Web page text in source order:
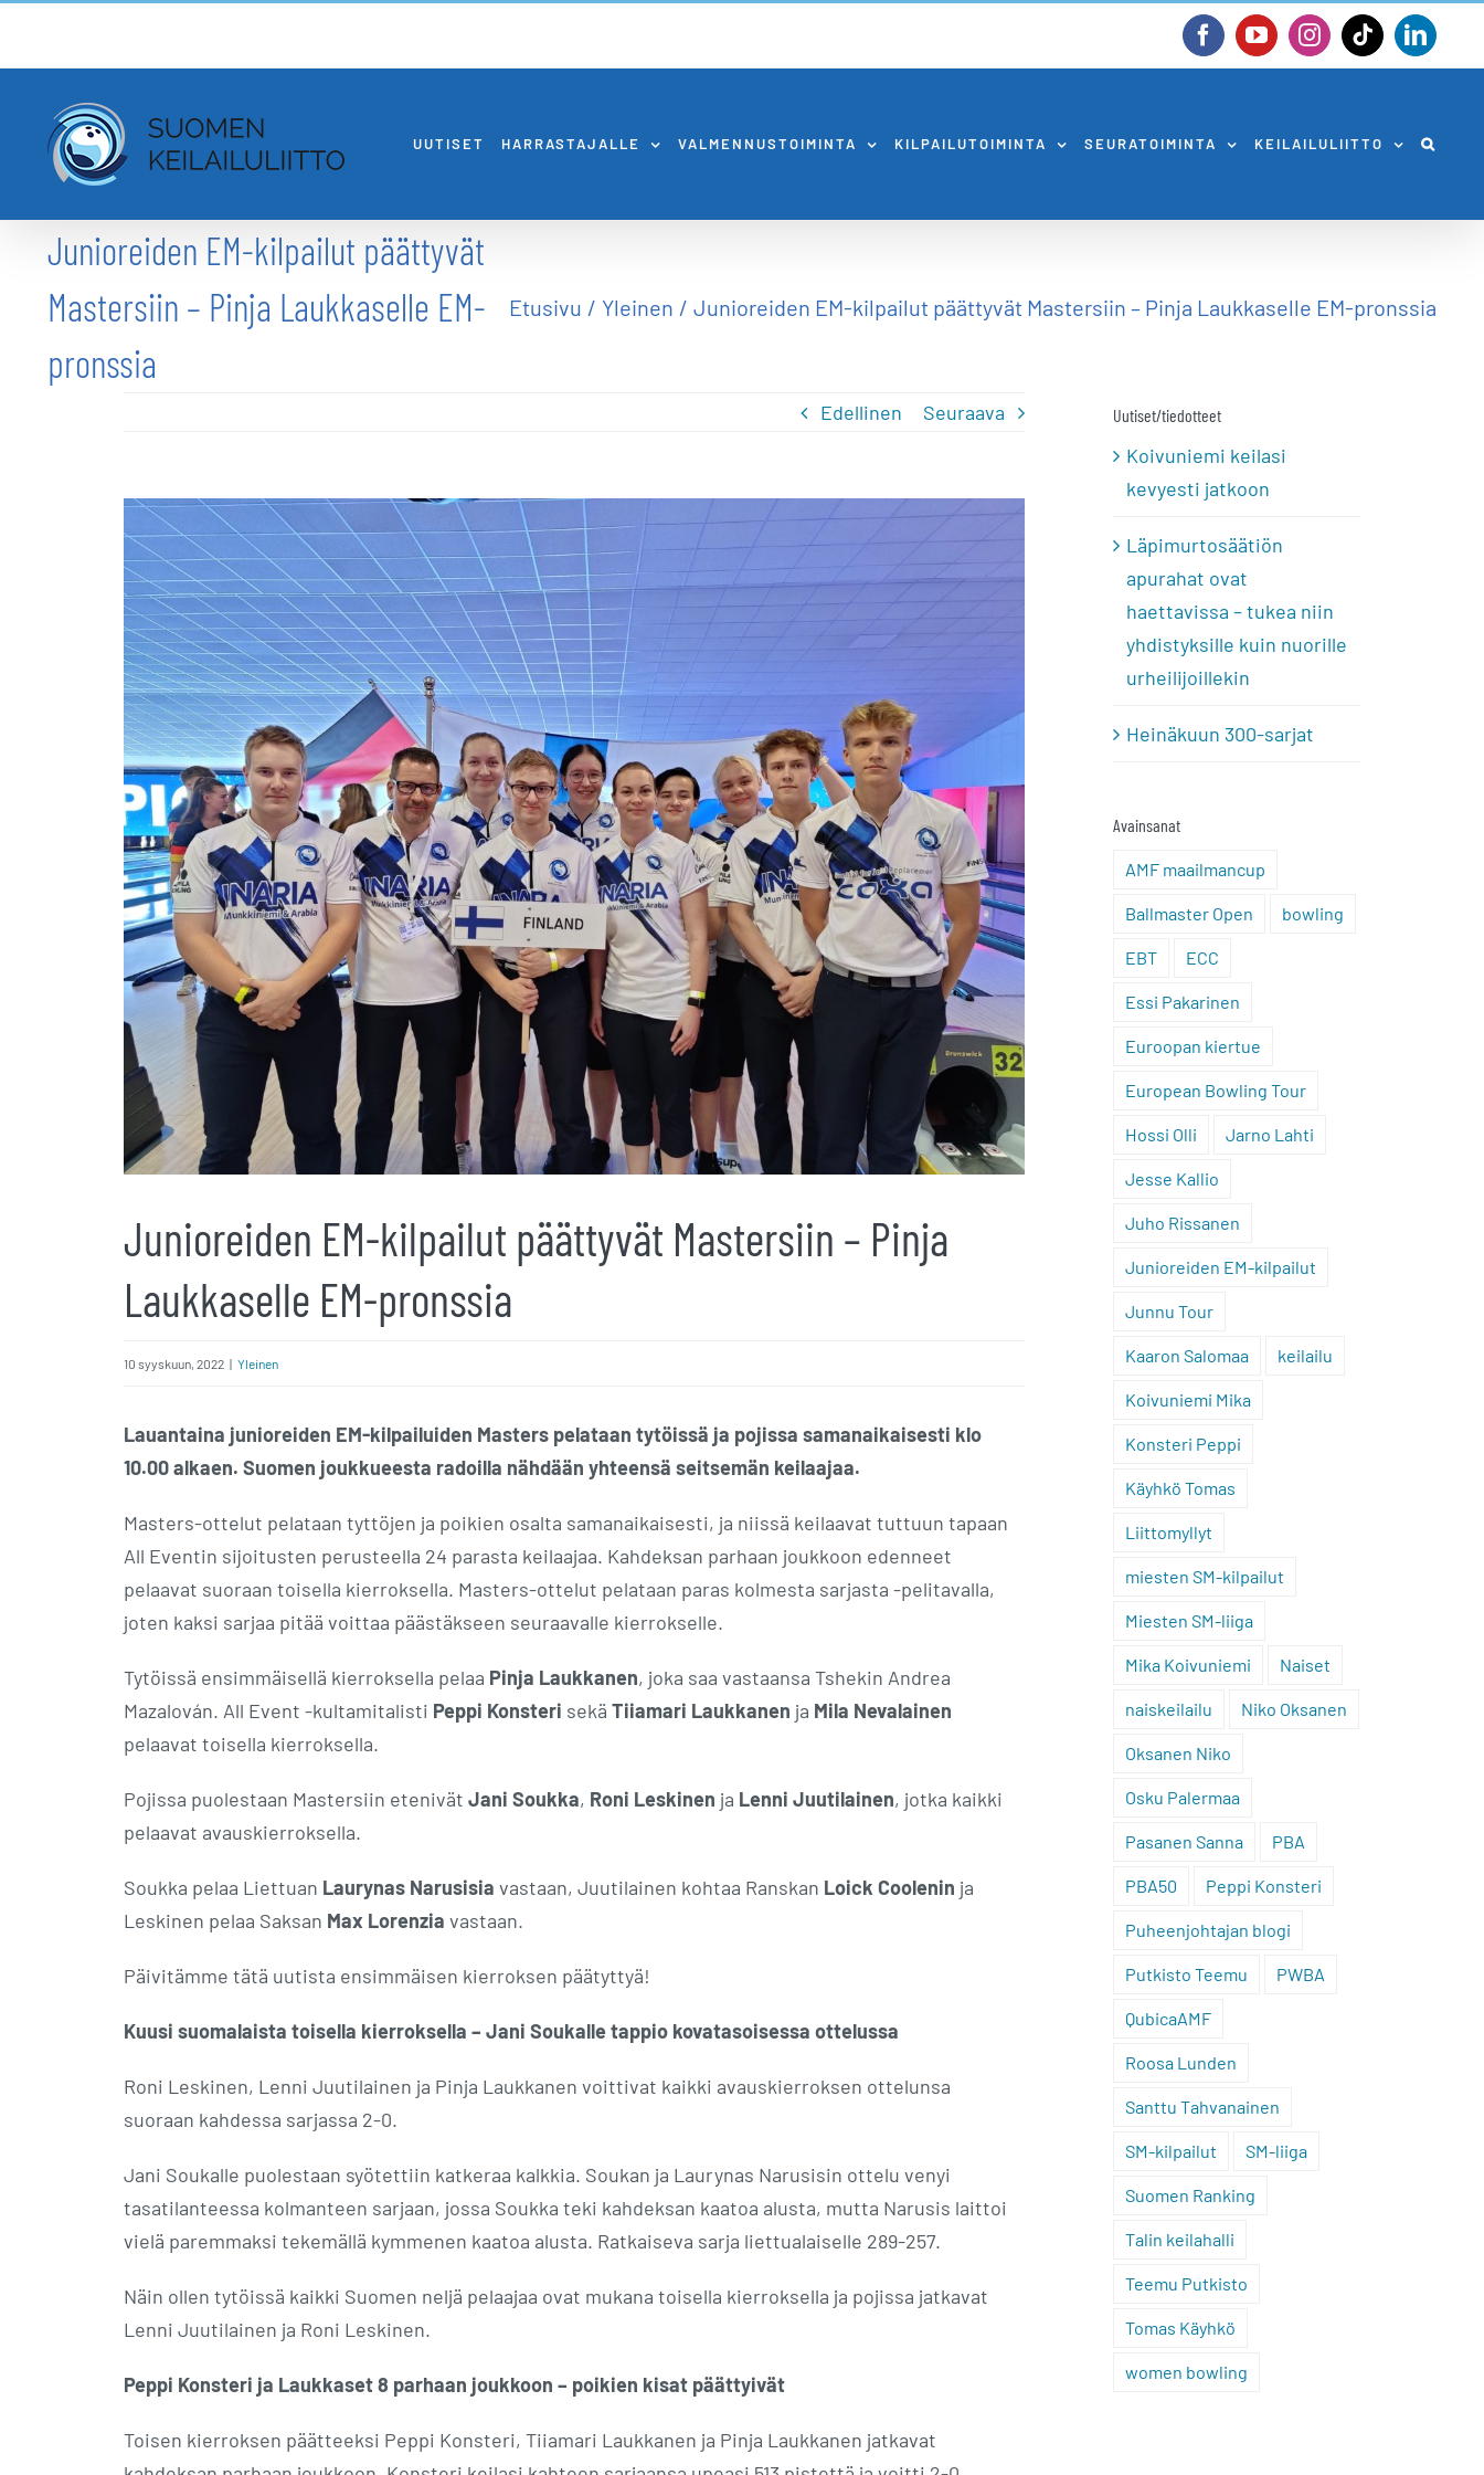
FacebookYouTubeInstagram
Tiktok
UUTISET HARRASTAJALLE VALMENNUSTOIMINTA KILPAILUTOIMINTA SEURATOIMINTA KEILAILULIITTO
Junioreiden EM-kilpailut päättyvät
Mastersiin – Pinja Laukkaselle EM-
pronssia
Etusivu Yleinen Junioreiden EM-kilpailut päättyvät Mastersiin – Pinja Laukkaselle EM-pronssia
Edellinen Seuraava
Katso
kuvaa
isompana
Junioreiden EM-kilpailut päättyvät Mastersiin – Pinja
Laukkaselle EM-pronssia
10 syyskuun, 2022 | Yleinen
Lauantaina junioreiden EM-kilpailuiden Masters pelataan tytöissä ja pojissa samanaikaisesti klo
10.00 alkaen. Suomen joukkueesta radoilla nähdään yhteensä seitsemän keilaajaa.
Masters-ottelut pelataan tyttöjen ja poikien osalta samanaikaisesti, ja niissä keilaavat tuttuun tapaan
All Eventin sijoitusten perusteella 24 parasta keilaajaa. Kahdeksan parhaan joukkoon edenneet
pelaavat suoraan toisella kierroksella. Masters-ottelut pelataan paras kolmesta sarjasta -pelitavalla,
joten kaksi sarjaa pitää voittaa päästäkseen seuraavalle kierrokselle.
Tytöissä ensimmäisellä kierroksella pelaa Pinja Laukkanen, joka saa vastaansa Tshekin Andrea
Mazalován. All Event -kultamitalisti Peppi Konsteri sekä Tiiamari Laukkanen ja Mila Nevalainen
pelaavat toisella kierroksella.
Pojissa puolestaan Mastersiin etenivät Jani Soukka, Roni Leskinen ja Lenni Juutilainen, jotka kaikki
pelaavat avauskierroksella.
Soukka pelaa Liettuan Laurynas Narusisia vastaan, Juutilainen kohtaa Ranskan Loick Coolenin ja
Leskinen pelaa Saksan Max Lorenzia vastaan.
Päivitämme tätä uutista ensimmäisen kierroksen päätyttyä!
Kuusi suomalaista toisella kierroksella – Jani Soukalle tappio kovatasoisessa ottelussa
Roni Leskinen, Lenni Juutilainen ja Pinja Laukkanen voittivat kaikki avauskierroksen ottelunsa
suoraan kahdessa sarjassa 2-0.
Jani Soukalle puolestaan syötettiin katkeraa kalkkia. Soukan ja Laurynas Narusisin ottelu venyi
tasatilanteessa kolmanteen sarjaan, jossa Soukka teki kahdeksan kaatoa alusta, mutta Narusis laittoi
vielä paremmaksi tekemällä kymmenen kaatoa alusta. Ratkaiseva sarja liettualaiselle 289-257.
Näin ollen tytöissä kaikki Suomen neljä pelaajaa ovat mukana toisella kierroksella ja pojissa jatkavat
Lenni Juutilainen ja Roni Leskinen.
Peppi Konsteri ja Laukkaset 8 parhaan joukkoon – poikien kisat päättyivät
Toisen kierroksen päätteeksi Peppi Konsteri, Tiiamari Laukkanen ja Pinja Laukkanen jatkavat
Uutiset/tiedotteet
Koivuniemi keilasi
kevyesti jatkoon
Läpimurtosäätiön
apurahat ovat
haettavissa – tukea niin
yhdistyksille kuin nuorille
urheilijoillekin
Heinäkuun 300-sarjat
Avainsanat
AMF maailmancup
Ballmaster Open bowling
EBT ECC
Essi Pakarinen
Euroopan kiertue
European Bowling Tour
Hossi Olli Jarno Lahti
Jesse Kallio
Juho Rissanen
Junioreiden EM-kilpailut
Junnu Tour
Kaaron Salomaa keilailu
Koivuniemi Mika
Konsteri Peppi
Käyhkö Tomas
Liittomyllyt
miesten SM-kilpailut
Miesten SM-liiga
Mika Koivuniemi Naiset
naiskeilailu Niko Oksanen
Oksanen Niko
Osku Palermaa
Pasanen Sanna PBA
PBA50 Peppi Konsteri
Puheenjohtajan blogi
Putkisto Teemu PWBA
QubicaAMF
Roosa Lunden
Santtu Tahvanainen
SM-kilpailut SM-liiga
Suomen Ranking
Talin keilahalli
Teemu Putkisto
Tomas Käyhkö
women bowling